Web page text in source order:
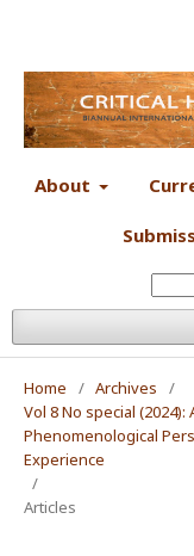
About
Home / Archives
/
Vol 8 No special
Phenomenological
Experience
/
Articles